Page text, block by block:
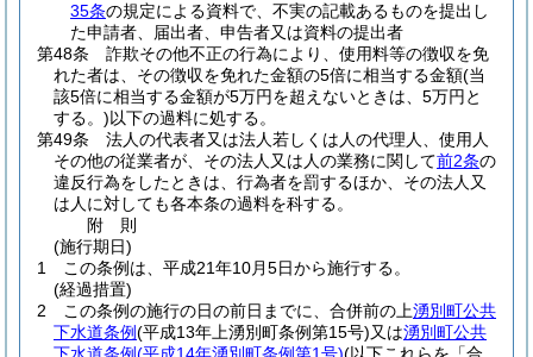
35条の規定による資料で、不実の記載あるものを提出し
た申請者、届出者、申告者又は資料の提出者
第48条
詐欺その他不正の行為により、使用料等の徴収を免
れた者は、その徴収を免れた金額の5倍に相当する金額(当
該5倍に相当する金額が5万円を超えないときは、5万円と
する。)以下の過料に処する。
第49条
法人の代表者又は法人若しくは人の代理人、使用人
その他の従業者が、その法人又は人の業務に関して前2条の
違反行為をしたときは、行為者を罰するほか、その法人又
は人に対しても各本条の過料を科する。
附 則
(施行期日)
1
この条例は、平成21年10月5日から施行する。
(経過措置)
2
この条例の施行の日の前日までに、合併前の上湧別町公共
下水道条例(平成13年上湧別町条例第15号)又は湧別町公共